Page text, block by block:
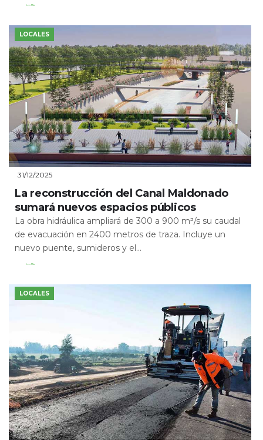
Leer Más
LOCALES
31/12/2025
La reconstrucción del Canal Maldonado
sumará nuevos espacios públicos
La obra hidráulica ampliará de 300 a 900 m³/s su caudal
de evacuación en 2400 metros de traza. Incluye un
nuevo puente, sumideros y el...
Leer Más
LOCALES